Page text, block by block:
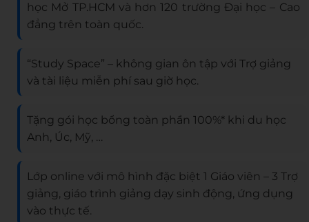
học Mở TP.HCM và hơn 120 trường Đại học – Cao
đẳng trên toàn quốc.
“Study Space” – không gian ôn tập với Trợ giảng
và tài liệu miễn phí sau giờ học.
Tặng gói học bổng toàn phần 100%* khi du học
Anh, Úc, Mỹ, …
Lớp online với mô hình đặc biệt 1 Giáo viên – 3 Trợ
giảng, giáo trình giảng dạy sinh động, ứng dụng
vào thực tế.